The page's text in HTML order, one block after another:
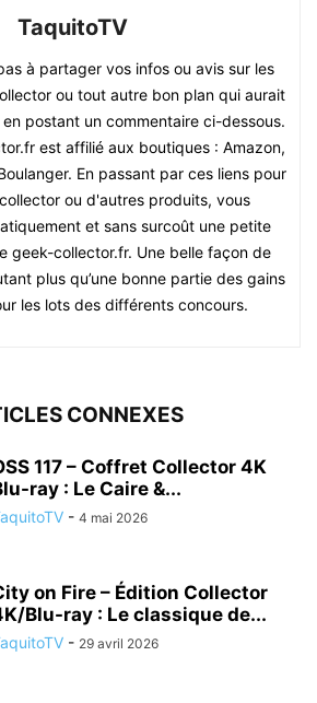
TaquitoTV
à partager vos infos ou avis sur les
ou tout autre bon plan qui aurait
postant un commentaire ci-dessous.
est affilié aux boutiques : Amazon,
En passant par ces liens pour
ou d'autres produits, vous
et sans surcoût une petite
geek-collector.fr. Une belle façon de
plus qu’une bonne partie des gains
les lots des différents concours.
CONNEXES
117 – Coffret Collector 4K
ray : Le Caire &...
- 4 mai 2026
on Fire – Édition Collector
Blu-ray : Le classique de...
- 29 avril 2026